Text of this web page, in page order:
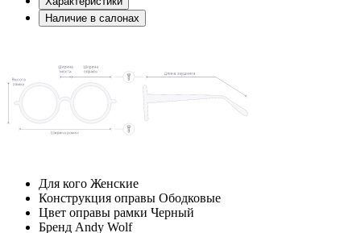
Наличие в салонах
Для кого Женские
Конструкция оправы Ободковые
Цвет оправы рамки Черный
Бренд Andy Wolf